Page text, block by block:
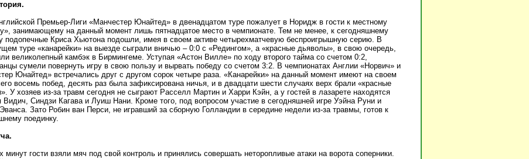
Премьер-Лиги «Манчестер Юнайтед» в двенадцатом туре пожалует в Норидж в гости к местному
занимающему на данный момент лишь пятнадцатое место в чемпионате. Тем не менее, к сегодняшнему
подопечные Криса Хьютона подошли, имея в своем активе четырехматчевую беспроигрышную серию. В
туре «канарейки» на выезде сыграли вничью – 0:0 с «Редингом», а «красные дьяволы», в свою очередь,
великолепный камбэк в Бирмингеме. Уступая «Астон Вилле» по ходу второго тайма со счетом 0:2,
сумели повернуть игру в свою пользу и вырвать победу со счетом 3:2. В чемпионатах Англии «Норвич» и
Юнайтед» встречались друг с другом сорок четыре раза. «Канарейки» на данный момент имеют на своем
восемь побед, десять раз была зафиксирована ничья, и в двадцати шести случаях верх брали «красные
У хозяев из-за травм сегодня не сыграют Расселл Мартин и Харри Кэйн, а у гостей в лазарете находятся
Видич, Синдзи Кагава и Луиш Нани. Кроме того, под вопросом участие в сегодняшней игре Уэйна Руни и
Зато Робин ван Перси, не игравший за сборную Голландии в середине недели из-за травмы, готов к
поединку.
минут гости взяли мяч под свой контроль и принялись совершать неторопливые атаки на ворота соперники.